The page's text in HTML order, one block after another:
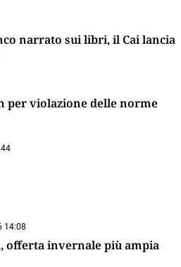
narrato sui libri, il Cai lancia
per violazione delle norme
14:08
offerta invernale più ampia